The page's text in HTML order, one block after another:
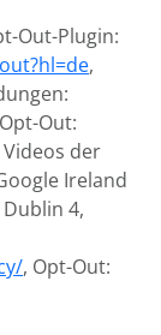
Out-Plugin:
,
Opt-Out:
Videos der
Ireland
4,
, Opt-Out: